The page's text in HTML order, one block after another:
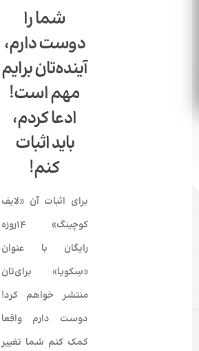
شما را
دوست دارم،
آینده‌تان برایم
مهم است!
ادعا کردم،
باید اثبات
کنم!
برای اثبات آن «لایف
کوچینگ
» ۱۴روزه
رایگان با عنوان
«سِکویا» برای‌تان
منتشر خواهم کرد!
دوست دارم واقعا
کمک کنم شما تغییر